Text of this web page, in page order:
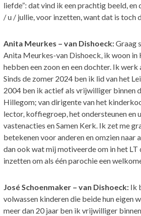
liefde”: dat vind ik een prachtig beeld,
/ u / jullie, voor inzetten, want dat is toch
Anita Meurkes – van Dishoeck:Graag
Anita Meurkes-van Dishoeck, ik woon
hebben een zoon en een dochter. Ik
Sinds de zomer 2024 ben ik lid van het
2004 ben ik actief als vrijwilliger binnen
Hillegom; van dirigente van het
lector, koffiegroep, het ondersteunen en
vastenacties en Samen Kerk. Ik zet me
betekenen voor anderen en omzien naar
dan ook wat mij motiveerde om in het
inzetten om als één parochie een
José Schoenmaker – van Dishoeck: Ik
volwassen kinderen die beide hun eigen
meer dan 20 jaar ben ik vrijwilliger